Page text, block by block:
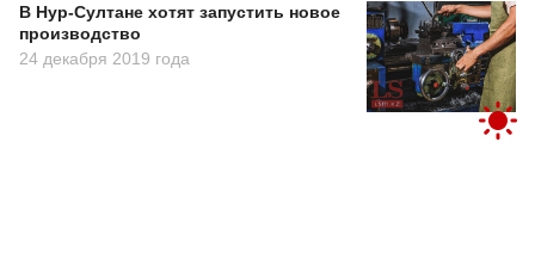
В Нур-Султане хотят запустить новое
производство
24 декабря 2019 года